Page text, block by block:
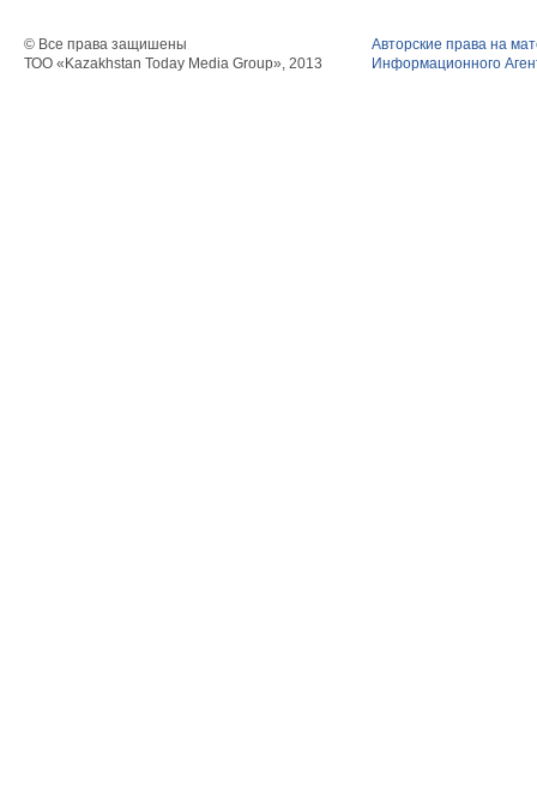
© Все права защишены
ТОО «Kazakhstan Today Media Group», 2013
Авторские права на
Информационного